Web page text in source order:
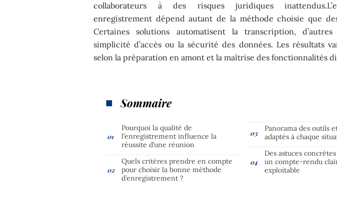
collaborateurs à des risques juridiques
enregistrement dépend autant de la méthode choisie que
Certaines solutions automatisent la transcription,
simplicité d’accès ou la sécurité des données. Les résultats
selon la préparation en amont et la maîtrise des fonctionnalités
Sommaire
Pourquoi la qualité de
l’enregistrement influence la
réussite d’une réunion
Quels critères prendre en compte
pour choisir la bonne méthode
d’enregistrement ?
Panorama des outils
adaptés à chaque
Des astuces
un compte-rendu
exploitable